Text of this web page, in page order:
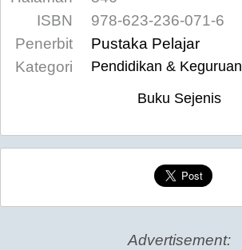
ISBN
978-623-236-071-6
Penerbit
Pustaka Pelajar
Kategori
Pendidikan & Keguruan
Buku Sejenis
Advertisement: